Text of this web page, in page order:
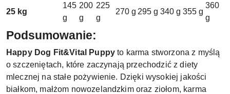
25 kg
145
g
200
g
225
g
270 g 295 g 340 g 355 g
360
g
Podsumowanie:
Happy Dog Fit&Vital Puppy to karma stworzona z myślą
o szczeniętach, które zaczynają przechodzić z diety
mlecznej na stałe pożywienie. Dzięki wysokiej jakości
białkom, małżom nowozelandzkim oraz ziołom, karma